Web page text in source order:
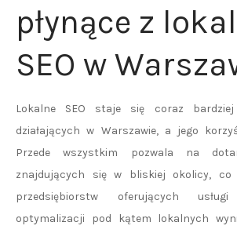
płynące z
SEO w
Lokalne SEO staje się coraz
działających w Warszawie, a jego
Przede wszystkim pozwala na
znajdujących się w bliskiej okolicy,
przedsiębiorstw oferujących
optymalizacji pod kątem lokalnych